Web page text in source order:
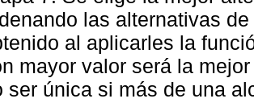
las alternativas
al aplicarles la
mayor valor será la
ser única si más de una